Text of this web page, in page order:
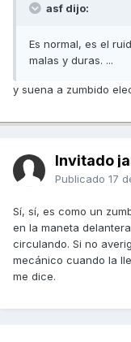
asf dijo:
Es normal, es el
malas y duras. ...
y suena a zumbido
Invitado
Publicado 17
Sí, sí, es como un
en la maneta
circulando. Si no
mecánico cuando la
me dice.